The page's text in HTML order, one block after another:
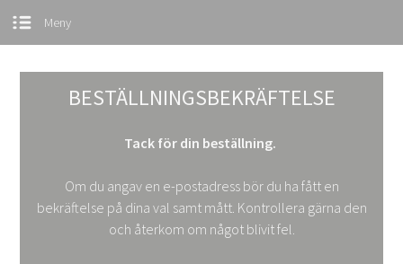
BESTÄLLNINGSBEKRÄFTELSE
Tack för din beställning.
Om du angav en e-postadress bör du ha fått en
bekräftelse på dina val samt mått. Kontrollera gärna den
och återkom om något blivit fel.